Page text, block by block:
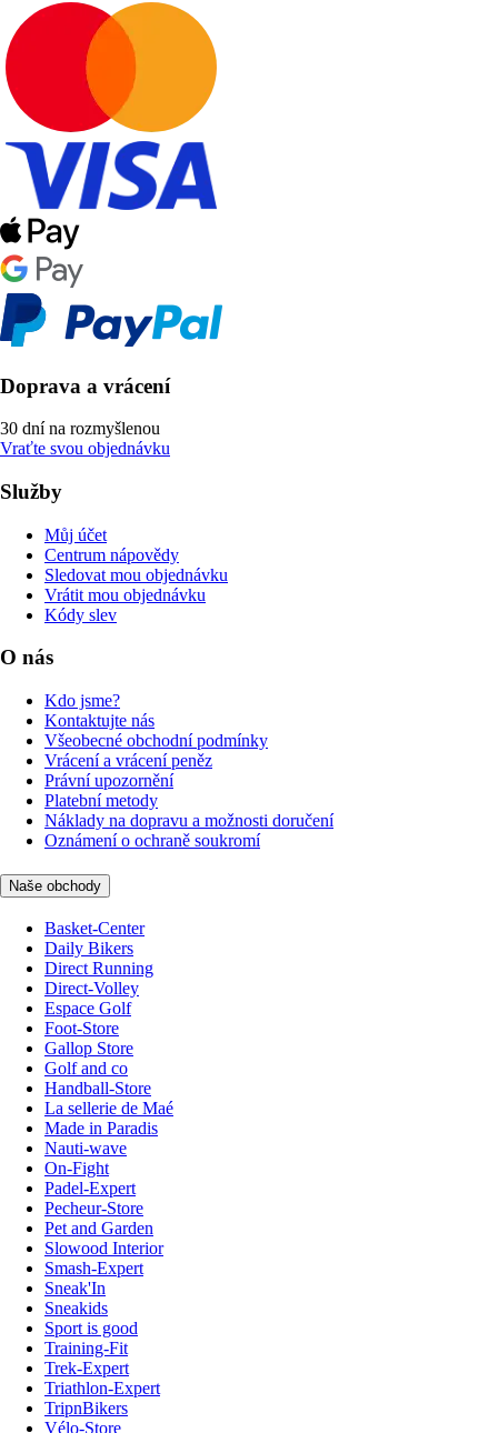
Doprava a vrácení
30 dní na rozmyšlenou
Vraťte svou objednávku
Služby
Můj účet
Centrum nápovědy
Sledovat mou objednávku
Vrátit mou objednávku
Kódy slev
O nás
Kdo jsme?
Kontaktujte nás
Všeobecné obchodní podmínky
Vrácení a vrácení peněz
Právní upozornění
Platební metody
Náklady na dopravu a možnosti doručení
Oznámení o ochraně soukromí
Naše obchody
Basket-Center
Daily Bikers
Direct Running
Direct-Volley
Espace Golf
Foot-Store
Gallop Store
Golf and co
Handball-Store
La sellerie de Maé
Made in Paradis
Nauti-wave
On-Fight
Padel-Expert
Pecheur-Store
Pet and Garden
Slowood Interior
Smash-Expert
Sneak'In
Sneakids
Sport is good
Training-Fit
Trek-Expert
Triathlon-Expert
TripnBikers
Vélo-Store